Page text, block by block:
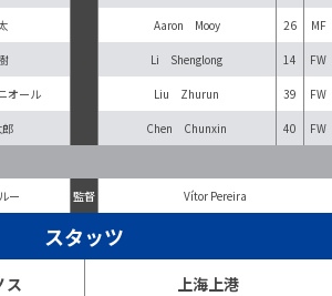
Aaron Mooy 26 MF
Li Shenglong 14 FW
オール Liu Zhurun 39 FW
Chen Chunxin 40 FW
監督
ー Vítor Pereira
スタッツ
ス 上海上港